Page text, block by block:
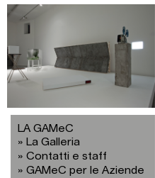
LA GAMeC
La Galleria
Contatti e staff
GAMeC per le Aziende